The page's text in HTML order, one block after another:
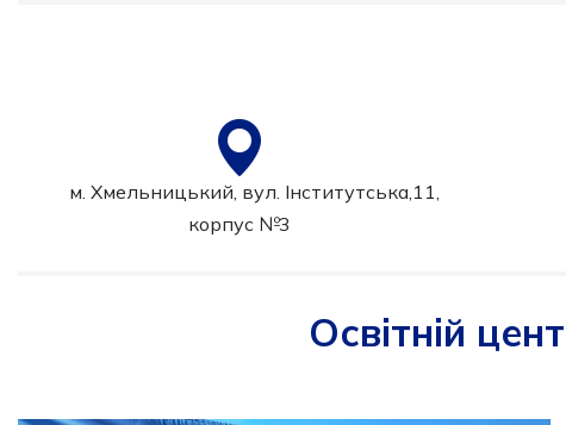
м. Хмельницький, вул. Інститутська,11,
корпус №3
Освітній